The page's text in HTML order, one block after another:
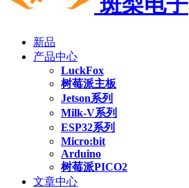
新品
产品中心
LuckFox
树莓派主板
Jetson系列
Milk-V系列
ESP32系列
Micro:bit
Arduino
树莓派PICO2
文章中心